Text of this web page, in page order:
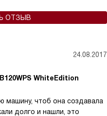
ОТЗЫВ
24.08.2017
WhiteEdition
машину, чтоб она создавала
долго и нашли, это